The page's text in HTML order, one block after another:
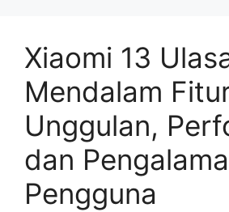
Xiaomi 13
Mendalam
Unggulan,
dan
Pengguna